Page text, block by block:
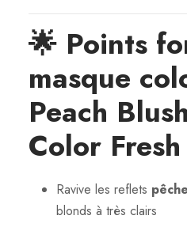
🌟 Points
masque
Peach
Color
Ravive les reflets pêche
blonds à très clairs